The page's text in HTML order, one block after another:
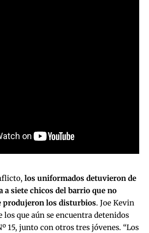
los uniformados detuvieron de
a siete chicos del barrio que no
produjeron los disturbios. Joe Kevin
los que aún se encuentra detenidos
15, junto con otros tres jóvenes. “Los